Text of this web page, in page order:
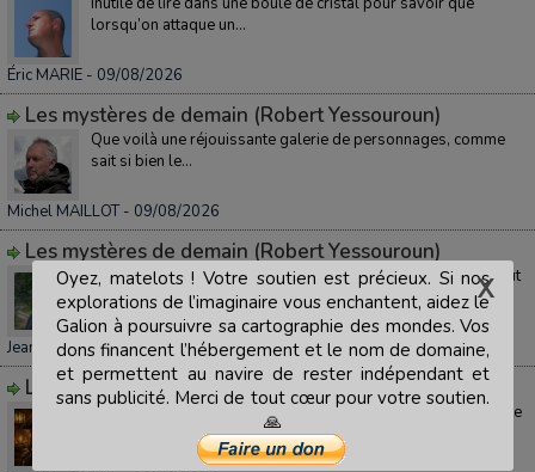
lorsqu’on attaque un...
Éric MARIE - 09/08/2026
Les mystères de demain (Robert Yessouroun)
Que voilà une réjouissante galerie de personnages, comme
sait si bien le...
Michel MAILLOT- 09/08/2026
Les mystères de demain (Robert Yessouroun)
Récréatif comme on aime pour le café du dimanche matin, tout
un luxe de petit...
Jean-Michel ARCHAIMBAULT- 09/08/2026
Les mystères de demain (Robert Yessouroun)
Serena, étudiante en archéologie et - accessoirement - agente
de sécurité, es...
Oyez, matelots ! Votre soutien est précieux. Si nos
explorations de l’imaginaire vous enchantent, aidez le
Galion à poursuivre sa cartographie des mondes. Vos
dons financent l’hébergement et le nom de domaine,
et permettent au navire de rester indépendant et
sans publicité. Merci de tout cœur pour votre soutien.
🙏